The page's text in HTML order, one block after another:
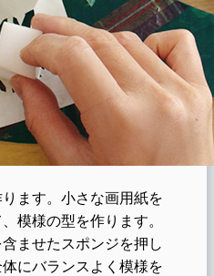
ます。小さな画用紙を
模様の型を作ります。
ませたスポンジを押し
にバランスよく模様を